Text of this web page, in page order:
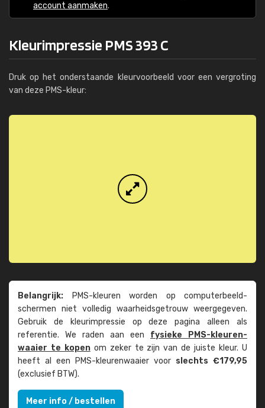
account aanmaken.
Kleurimpressie PMS 393 C
Druk op het onderstaande kleurvoorbeeld voor een vergroting
van deze PMS-kleur:
Belangrijk: PMS-kleuren worden op computer­beeld­
schermen niet volledig waarheids­­getrouw weer­gegeven.
Gebruik de kleur­impressie op deze pagina alleen als
referentie. We raden aan een fysieke PMS-kleuren­
waaier te kopenom zeker te zijn van de juiste kleur. U
heeft al een PMS-kleuren­waaier voor slechts €179,95
(exclusief BTW).
Meer info / bestellen